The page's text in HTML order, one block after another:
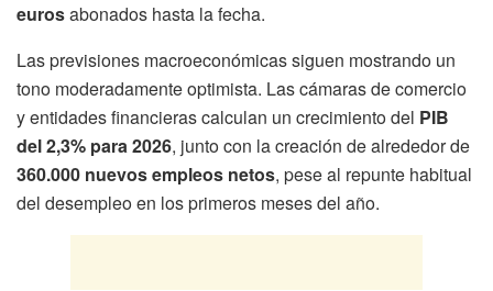
eurosabonados hasta la fecha.
Las previsiones macroeconómicas siguen mostrando un
tono moderadamente optimista. Las cámaras de comercio
y entidades financieras calculan un crecimiento del PIB
del 2,3% para 2026, junto con la creación de alrededor de
360.000 nuevos empleos netos, pese al repunte habitual
del desempleo en los primeros meses del año.